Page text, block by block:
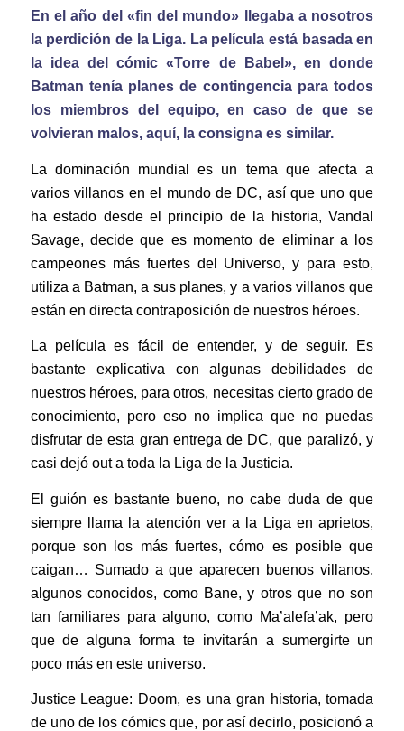
En el año del «fin del mundo» llegaba a nosotros
la perdición de la Liga. La película está basada en
la idea del cómic «Torre de Babel», en donde
Batman tenía planes de contingencia para todos
los miembros del equipo, en caso de que se
volvieran malos, aquí, la consigna es similar.
La dominación mundial es un tema que afecta a
varios villanos en el mundo de DC, así que uno que
ha estado desde el principio de la historia, Vandal
Savage, decide que es momento de eliminar a los
campeones más fuertes del Universo, y para esto,
utiliza a Batman, a sus planes, y a varios villanos que
están en directa contraposición de nuestros héroes.
La película es fácil de entender, y de seguir. Es
bastante explicativa con algunas debilidades de
nuestros héroes, para otros, necesitas cierto grado de
conocimiento, pero eso no implica que no puedas
disfrutar de esta gran entrega de DC, que paralizó, y
casi dejó out a toda la Liga de la Justicia.
El guión es bastante bueno, no cabe duda de que
siempre llama la atención ver a la Liga en aprietos,
porque son los más fuertes, cómo es posible que
caigan… Sumado a que aparecen buenos villanos,
algunos conocidos, como Bane, y otros que no son
tan familiares para alguno, como Ma’alefa’ak, pero
que de alguna forma te invitarán a sumergirte un
poco más en este universo.
Justice League: Doom, es una gran historia, tomada
de uno de los cómics que, por así decirlo, posicionó a